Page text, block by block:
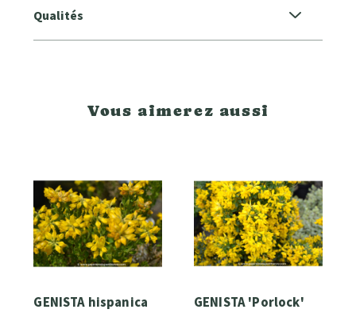
Qualités
Vous aimerez aussi
GENISTA hispanica GENISTA 'Porlock'